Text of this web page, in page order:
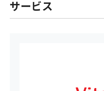
サービス